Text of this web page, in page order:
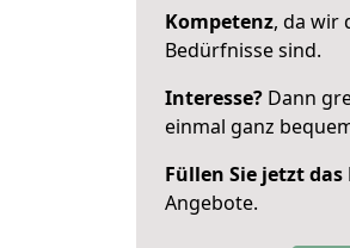
Kompetenz, da wir
Bedürfnisse sind.
Interesse? Dann
einmal ganz
Füllen Sie jetzt
Angebote.